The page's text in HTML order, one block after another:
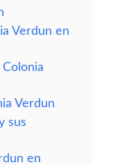
Verdun en
Verdun
sus
en